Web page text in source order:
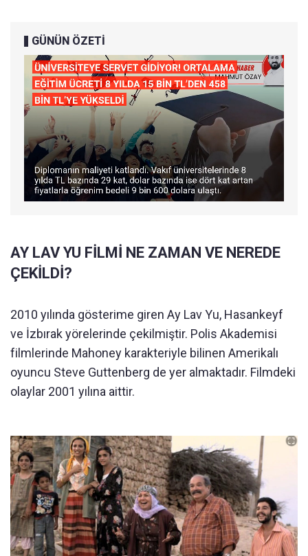
GÜNÜN ÖZETİ
AY LAV YU FİLMİ NE ZAMAN VE NEREDE
ÇEKİLDİ?
2010 yılında gösterime giren Ay Lav Yu, Hasankeyf
ve İzbırak yörelerinde çekilmiştir. Polis Akademisi
filmlerinde Mahoney karakteriyle bilinen Amerikalı
oyuncu Steve Guttenberg de yer almaktadır. Filmdeki
olaylar 2001 yılına aittir.